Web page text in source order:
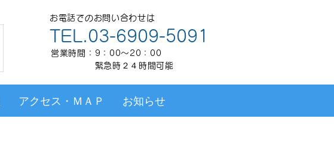
お電話でのお問い合わせは
TEL.03-6909-5091
営業時間：9：00～20：00
​ 緊急時２４時間可能
アクセス・ＭＡＰ お知らせ